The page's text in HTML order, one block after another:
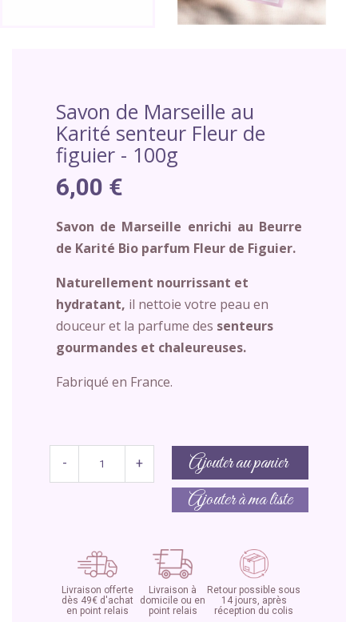
Savon de Marseille au
Karité senteur Fleur de
figuier - 100g
6,00 €
Savon de Marseille enrichi au Beurre
de Karité Bio parfum Fleur de Figuier.
Naturellement nourrissant et
hydratant, il nettoie votre peau en
douceur et la parfume des senteurs
gourmandes et chaleureuses.
Fabriqué en France.
- + Ajouter au panier
Ajouter à ma liste
Livraison offerte
dès 49€ d'achat
en point relais
Livraison à
domicile ou en
point relais
Retour possible sous
14 jours, après
réception du colis